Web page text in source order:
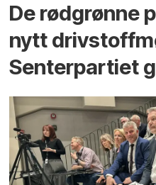
De rødgrønne
nytt
Senterpartiet